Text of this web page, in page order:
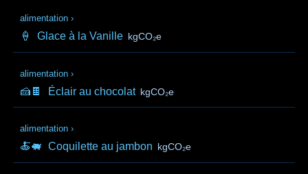
alimentation ›
🍦 Glace à la Vanille kgCO₂e
alimentation ›
🍰🍫 Éclair au chocolat kgCO₂e
alimentation ›
🍝🐖 Coquilette au jambon kgCO₂e